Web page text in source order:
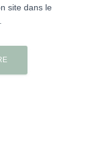
site dans le